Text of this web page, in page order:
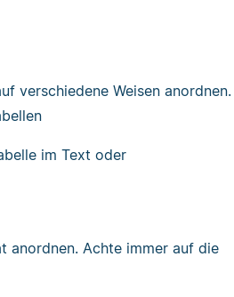
verschiedene Weisen anordnen.
im Text oder
anordnen. Achte immer auf die